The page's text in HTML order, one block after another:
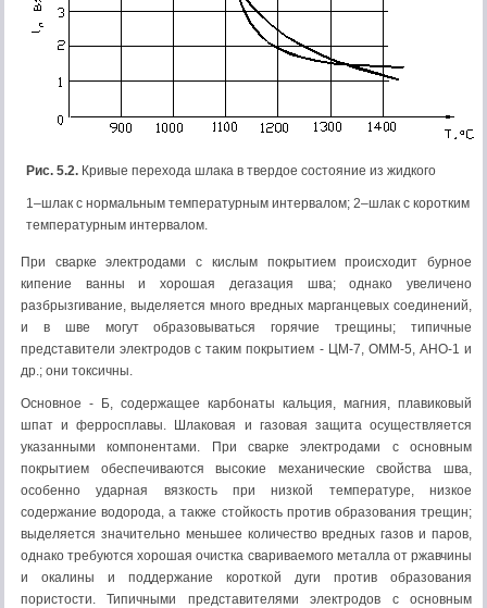
Рис. 5.2. Кривые перехода шлака в твердое состояние из жидкого
1–шлак с нормальным температурным интервалом; 2–шлак с коротким
температурным интервалом.
При сварке электродами с кислым покрытием происходит бурное
кипение ванны и хорошая дегазация шва; однако увеличено
разбрызгивание, выделяется много вредных марганцевых соединений,
и в шве могут образовываться горячие трещины; типичные
представители электродов с таким покрытием - ЦМ-7, ОММ-5, АНО-1 и
др.; они токсичны.
Основное - Б, содержащее карбонаты кальция, магния, плавиковый
шпат и ферросплавы. Шлаковая и газовая защита осуществляется
указанными компонентами. При сварке электродами с основным
покрытием обеспечиваются высокие механические свойства шва,
особенно ударная вязкость при низкой температуре, низкое
содержание водорода, а также стойкость против образования трещин;
выделяется значительно меньшее количество вредных газов и паров,
однако требуются хорошая очистка свариваемого металла от ржавчины
и окалины и поддержание короткой дуги против образования
пористости. Типичными представителями электродов с основным